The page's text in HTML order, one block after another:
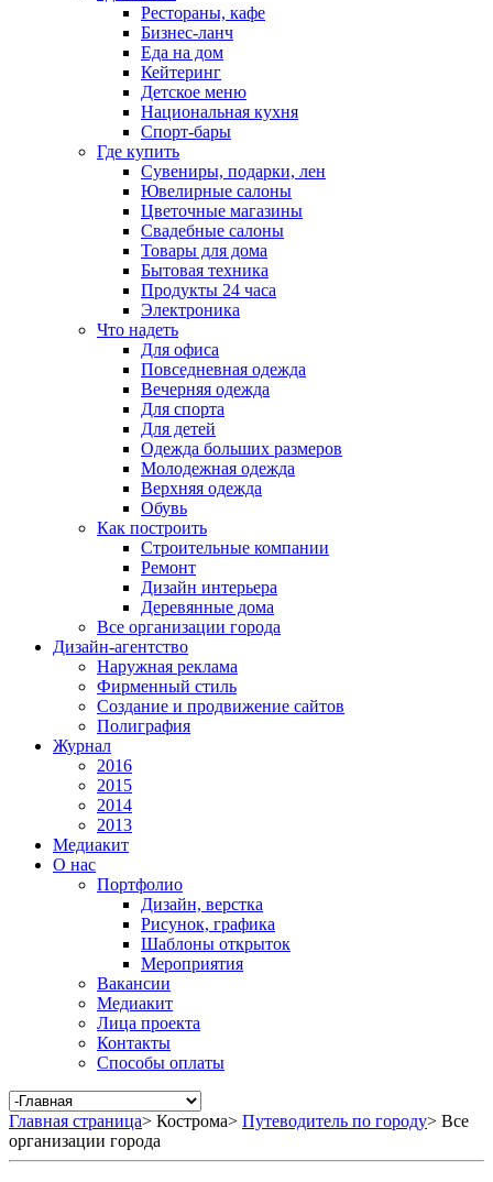
Рестораны, кафе
Бизнес-ланч
Еда на дом
Кейтеринг
Детское меню
Национальная кухня
Спорт-бары
Где купить
Сувениры, подарки, лен
Ювелирные салоны
Цветочные магазины
Свадебные салоны
Товары для дома
Бытовая техника
Продукты 24 часа
Электроника
Что надеть
Для офиса
Повседневная одежда
Вечерняя одежда
Для спорта
Для детей
Одежда больших размеров
Молодежная одежда
Верхняя одежда
Обувь
Как построить
Строительные компании
Ремонт
Дизайн интерьера
Деревянные дома
Все организации города
Дизайн-агентство
Наружная реклама
Фирменный стиль
Создание и продвижение сайтов
Полиграфия
Журнал
2016
2015
2014
2013
Медиакит
О нас
Портфолио
Дизайн, верстка
Рисунок, графика
Шаблоны открыток
Мероприятия
Вакансии
Медиакит
Лица проекта
Контакты
Способы оплаты
Главная страница> Кострома> Путеводитель по городу> Все
организации города